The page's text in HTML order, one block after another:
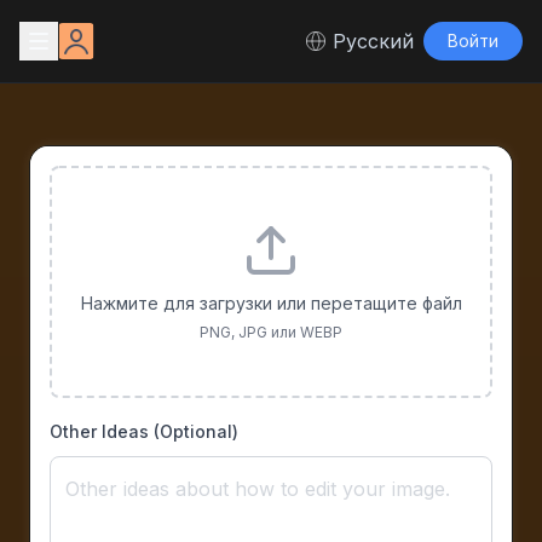
Русский Войти
Нажмите для загрузки или перетащите файл
PNG, JPG или WEBP
Other Ideas (Optional)